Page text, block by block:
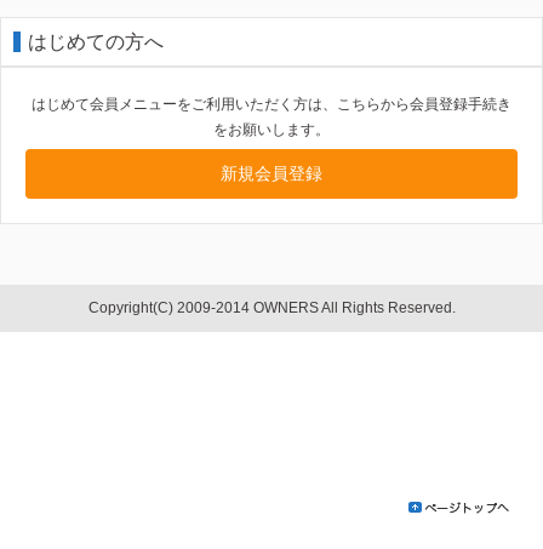
はじめての方へ
はじめて会員メニューをご利用いただく方は、こちらから会員登録手続き
をお願いします。
新規会員登録
Copyright(C) 2009-2014 OWNERS All Rights Reserved.